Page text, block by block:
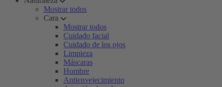
Mostrar todos
Cara
Mostrar todos
Cuidado facial
Cuidado de los ojos
Limpieza
Máscaras
Hombre
Antienvejecimiento